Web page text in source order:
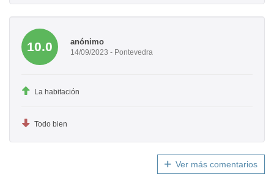
10.0 anónimo
14/09/2023 - Pontevedra
La habitación
Todo bien
Ver más comentarios